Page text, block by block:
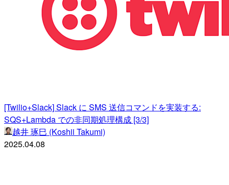
[Twilio+Slack] Slack に SMS 送信コマンドを実装する:
SQS+Lambda での非同期処理構成 [3/3]
越井 琢巳 (Koshii Takumi)
2025.04.08